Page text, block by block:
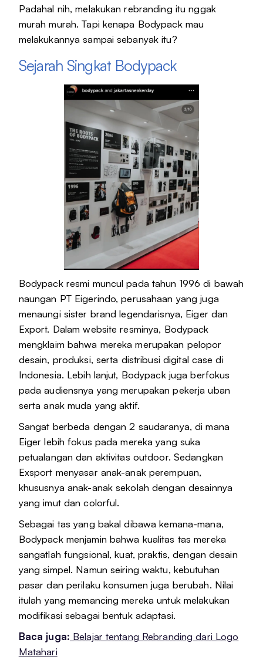
Padahal nih, melakukan rebranding itu nggak
murah murah. Tapi kenapa Bodypack mau
melakukannya sampai sebanyak itu?
Sejarah Singkat Bodypack
Bodypack resmi muncul pada tahun 1996 di bawah
naungan PT Eigerindo, perusahaan yang juga
menaungi sister brand legendarisnya, Eiger dan
Export. Dalam website resminya, Bodypack
mengklaim bahwa mereka merupakan pelopor
desain, produksi, serta distribusi digital case di
Indonesia. Lebih lanjut, Bodypack juga berfokus
pada audiensnya yang merupakan pekerja uban
serta anak muda yang aktif.
Sangat berbeda dengan 2 saudaranya, di mana
Eiger lebih fokus pada mereka yang suka
petualangan dan aktivitas outdoor. Sedangkan
Exsport menyasar anak-anak perempuan,
khususnya anak-anak sekolah dengan desainnya
yang imut dan colorful.
Sebagai tas yang bakal dibawa kemana-mana,
Bodypack menjamin bahwa kualitas tas mereka
sangatlah fungsional, kuat, praktis, dengan desain
yang simpel. Namun seiring waktu, kebutuhan
pasar dan perilaku konsumen juga berubah. Nilai
itulah yang memancing mereka untuk melakukan
modifikasi sebagai bentuk adaptasi.
Baca juga: Belajar tentang Rebranding dari Logo
Matahari